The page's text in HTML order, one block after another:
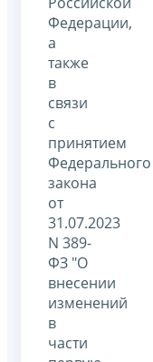
Федерации,
а
также
в
связи
с
принятием
Федерального
закона
от
31.07.2023
N 389-
ФЗ "О
внесении
изменений
в
части